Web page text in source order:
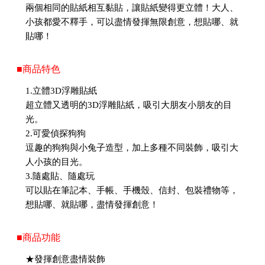
兩個相同的貼紙相互黏貼，讓貼紙變得更立體！大人、
小孩都愛不釋手，可以盡情發揮無限創意，想貼哪、就
貼哪！
■商品特色
1.立體3D浮雕貼紙
超立體又透明的3D浮雕貼紙，吸引大朋友小朋友的目
光。
2.可愛偵探狗狗
逗趣的狗狗與小兔子造型，加上多種不同裝飾，吸引大
人小孩的目光。
3.隨處貼、隨處玩
可以貼在筆記本、手帳、手機殼、信封、包裝禮物等，
想貼哪、就貼哪，盡情發揮創意！
■商品功能
★發揮創意盡情裝飾